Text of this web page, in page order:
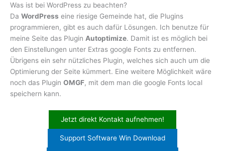
Was ist bei WordPress zu beachten?
Da WordPress eine riesige Gemeinde hat, die Plugins
programmieren, gibt es auch dafür Lösungen. Ich benutze für
meine Seite das Plugin Autoptimize. Damit ist es möglich bei
den Einstellungen unter Extras google Fonts zu entfernen.
Übrigens ein sehr nützliches Plugin, welches sich auch um die
Optimierung der Seite kümmert. Eine weitere Möglichkeit wäre
noch das Plugin OMGF, mit dem man die google Fonts local
speichern kann.
Jetzt direkt Kontakt aufnehmen!
Support Software Win Download